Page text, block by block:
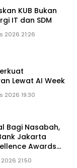
KUB Bukan
IT dan SDM
2026 21:26
Lewat AI Week
2026 19:30
Bagi Nasabah,
Jakarta
Awards
21:50